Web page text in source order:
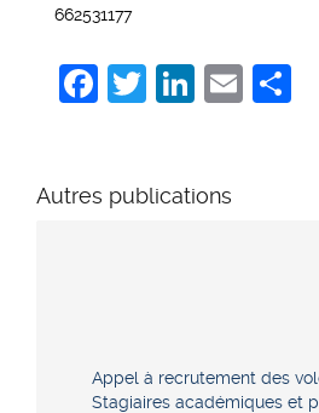
662531177
Facebook
TwitterEmail
Autres publications
Appel à recrutement des
Stagiaires académiques et